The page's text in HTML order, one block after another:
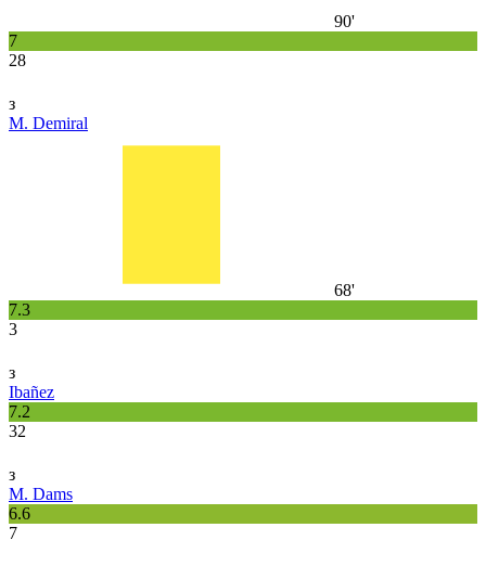
90'
7
28
з
M. Demiral
68'
7.3
3
з
Ibañez
7.2
32
з
M. Dams
6.6
7